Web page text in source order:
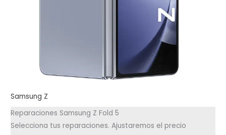
Samsung Z
Reparaciones Samsung Z Fold 5
Selecciona tus reparaciones. Ajustaremos el precio